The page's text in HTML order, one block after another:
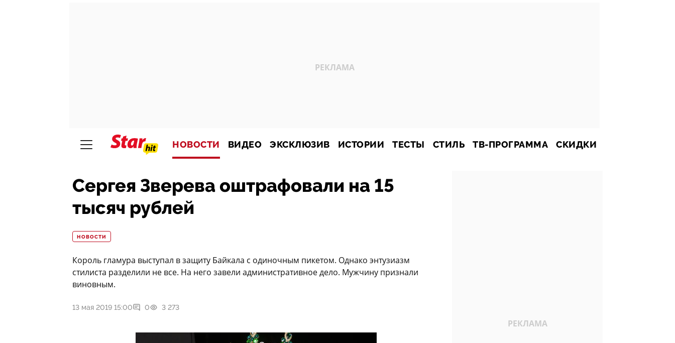
НОВОСТИ ВИДЕО ЭКСКЛЮЗИВ ИСТОРИИ ТЕСТЫ СТИЛЬ ТВ-ПРОГРАММА СКИДКИ
Сергея Зверева оштрафовали на 15
тысяч рублей
НОВОСТИ
Король гламура выступал в защиту Байкала с одиночным пикетом. Однако энтузиазм
стилиста разделили не все. На него завели административное дело. Мужчину признали
виновным.
13 мая 2019 15:00 0 3 273